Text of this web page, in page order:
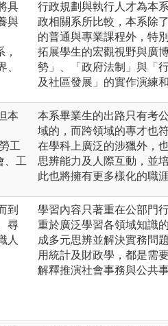
具
與
、
行政規劃與執行人才為本
政相關系所比較，本系除
的普通與專業課程外，特
拓展學生的宏觀視野與廣
勢」、「政府法制」與「
及社區發展」的實作演練
本
工
、工
本系畢業生的出路只有考
域的，而跨領域的專才也
在學科上廣泛的涉獵外，
思辨能力及人際互動，並
此也將擁有更多樣化的職涯
到
尋
人
學習內容只著重在公部門
重於廣泛學習各領域知識
成多元思辨並解決實務問
用統計及財政學，都是需
解釋推演社會事務與公共